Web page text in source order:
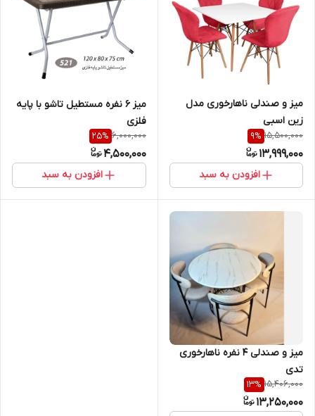
میز و صندلی ناهارخوری مدل
زین اسبی
15,500,000
9%
13,999,000
افزودن به سبد
میز 6 نفره مستطیل تاشو با پایه
فلزی
6,000,000
25%
4,500,000
افزودن به سبد
میز و صندلی ۴ نفره ناهارخوری
تدی
15,406,000
13%
13,250,000